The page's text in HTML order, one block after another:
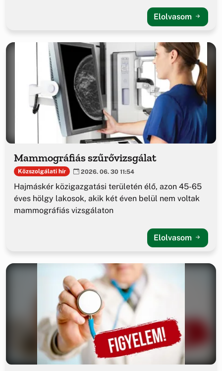
Elolvasom
Mammográfiás szűrővizsgálat
Közszolgálati hír 2026. 06. 30 11:54
Hajmáskér közigazgatási területén élő, azon 45-65
éves hölgy lakosok, akik két éven belül nem voltak
mammográfiás vizsgálaton
Elolvasom